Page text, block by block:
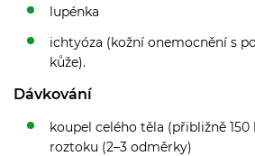
lupénka
ichtyóza (kožní onemocnění s
kůže).
Dávkování
koupel celého těla (přibližně
roztoku (2–3 odměrky)